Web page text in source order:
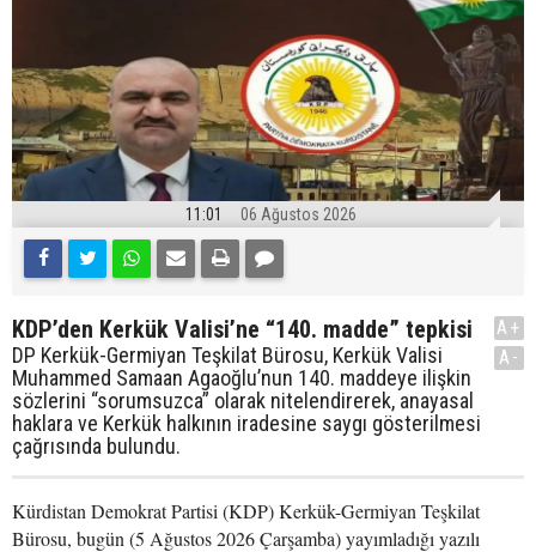
11:01 06 Ağustos 2026
KDP’den Kerkük Valisi’ne “140. madde” tepkisi
DP Kerkük-Germiyan Teşkilat Bürosu, Kerkük Valisi
Muhammed Samaan Agaoğlu’nun 140. maddeye ilişkin
sözlerini “sorumsuzca” olarak nitelendirerek, anayasal
haklara ve Kerkük halkının iradesine saygı gösterilmesi
çağrısında bulundu.
A+
A-
Kürdistan Demokrat Partisi (KDP) Kerkük-Germiyan Teşkilat
Bürosu, bugün (5 Ağustos 2026 Çarşamba) yayımladığı yazılı